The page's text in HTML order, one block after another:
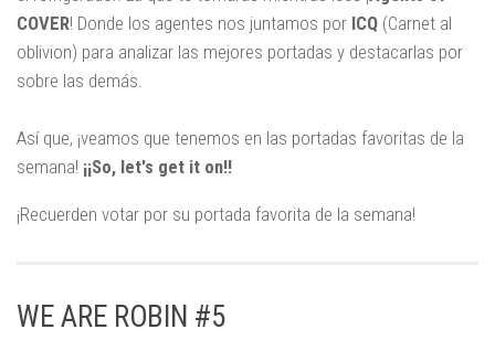
COVER! Donde los agentes nos juntamos por ICQ (Carnet al
oblivion) para analizar las mejores portadas y destacarlas por
sobre las demás.
Así que, ¡veamos que tenemos en las portadas favoritas de la
semana! ¡¡So, let's get it on!!
¡Recuerden votar por su portada favorita de la semana!
WE ARE ROBIN #5